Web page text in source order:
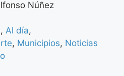
Núñez
, Al día,
, Municipios, Noticias